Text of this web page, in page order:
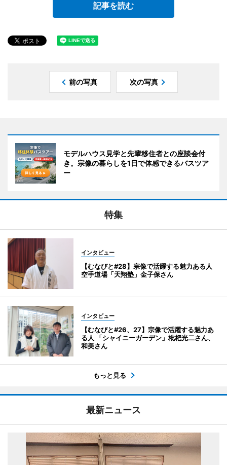
記事を読む
前の写真 次の写真
モデルハウス見学と先輩移住者との座談会付
き。宗像の暮らしを1日で体感できるバスツア
ー
特集
インタビュー
【むなびと#28】宗像で活躍する魅力ある人
空手道場「天翔塾」金子保さん
インタビュー
【むなびと#26、27】宗像で活躍する魅力あ
る人 「シャイニーガーデン」枇杷光二さん、
和美さん
もっと見る
最新ニュース